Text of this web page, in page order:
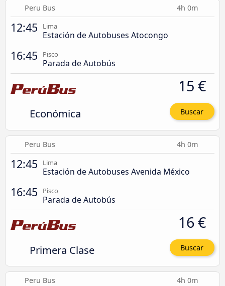
Peru Bus 4h 0m
12:45 Lima
Estación de Autobuses Atocongo
16:45 Pisco
Parada de Autobús
Económica
15 €
Buscar
Peru Bus 4h 0m
12:45 Lima
Estación de Autobuses Avenida México
16:45 Pisco
Parada de Autobús
Primera Clase
16 €
Buscar
Peru Bus 4h 0m